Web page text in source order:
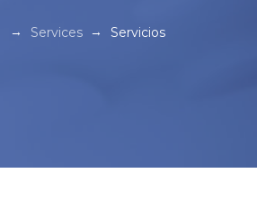
→ Services → Servicios